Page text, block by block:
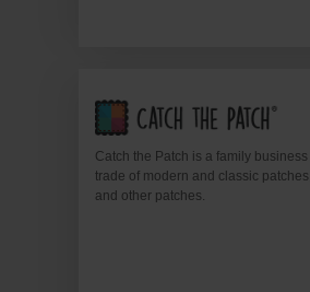
Catch the Patch is a family
trade of modern and classic
and other patches.